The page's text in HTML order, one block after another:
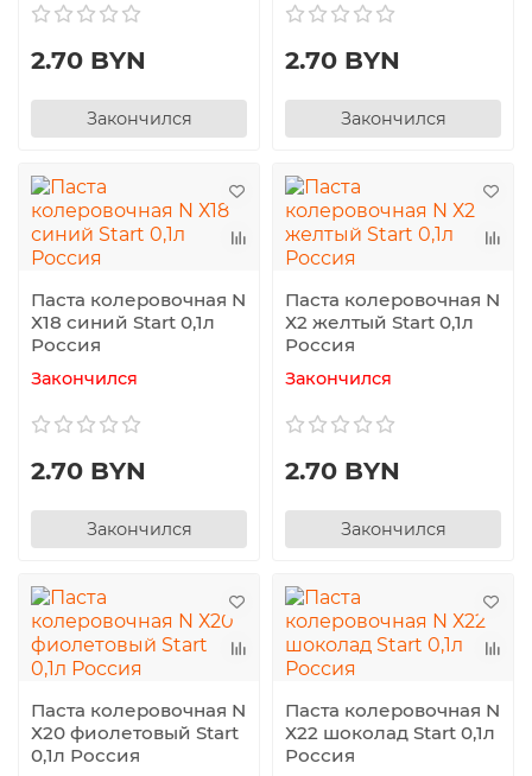
2.70 BYN
Закончился
2.70 BYN
Закончился
Паста колеровочная N
Х18 синий Start 0,1л
Россия
Закончился
2.70 BYN
Закончился
Паста колеровочная N
Х2 желтый Start 0,1л
Россия
Закончился
2.70 BYN
Закончился
Паста колеровочная N
Х20 фиолетовый Start
0,1л Россия
Паста колеровочная N
Х22 шоколад Start 0,1л
Россия